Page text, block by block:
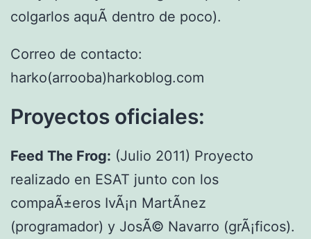
colgarlos aquÃ­ dentro de poco).
Correo de contacto:
harko(arrooba)harkoblog.com
Proyectos oficiales:
Feed The Frog: (Julio 2011) Proyecto
realizado en ESAT junto con los
compaÃ±eros IvÃ¡n MartÃ­nez
(programador) y JosÃ© Navarro (grÃ¡ficos).